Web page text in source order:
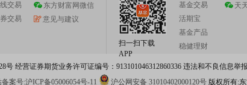
交易
交易
东方财富网微信
意见与建议
扫一扫下载
APP
基金交易
活期宝
基金产品
稳健理财
天
经营证券期货业务许可证编号：913101046312860336 违法和不良信息举报
备案号:沪ICP备05006054号-11 沪公网安备 31010402000120号版权所有:东